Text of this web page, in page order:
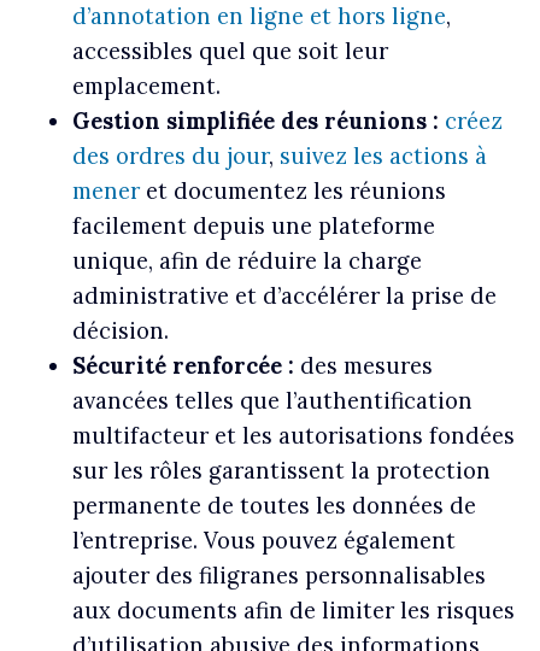
d’annotation en ligne et hors ligne,
accessibles quel que soit leur
emplacement.
Gestion simplifiée des réunions : créez
des ordres du jour, suivez les actions à
meneret documentez les réunions
facilement depuis une plateforme
unique, afin de réduire la charge
administrative et d’accélérer la prise de
décision.
Sécurité renforcée : des mesures
avancées telles que l’authentification
multifacteur et les autorisations fondées
sur les rôles garantissent la protection
permanente de toutes les données de
l’entreprise. Vous pouvez également
ajouter des filigranes personnalisables
aux documents afin de limiter les risques
d’utilisation abusive des informations